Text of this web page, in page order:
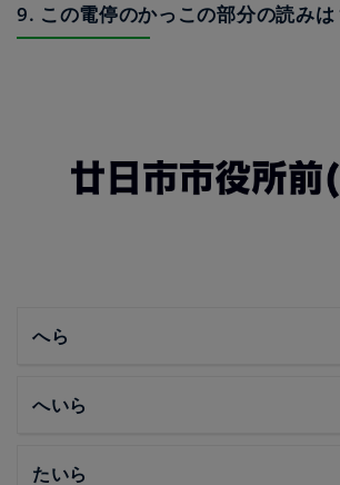
9. この電停のかっこの部分の読みは
へら
へいら
たいら